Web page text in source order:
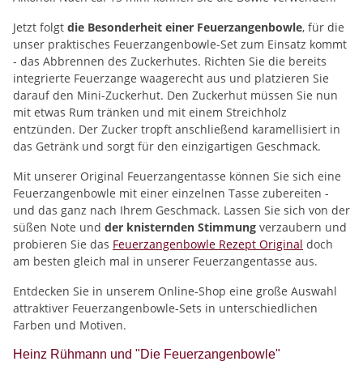
Jetzt folgt die Besonderheit einer Feuerzangenbowle, für die
unser praktisches Feuerzangenbowle-Set zum Einsatz kommt
- das Abbrennen des Zuckerhutes. Richten Sie die bereits
integrierte Feuerzange waagerecht aus und platzieren Sie
darauf den Mini-Zuckerhut. Den Zuckerhut müssen Sie nun
mit etwas Rum tränken und mit einem Streichholz
entzünden. Der Zucker tropft anschließend karamellisiert in
das Getränk und sorgt für den einzigartigen Geschmack.
Mit unserer Original Feuerzangentasse können Sie sich eine
Feuerzangenbowle mit einer einzelnen Tasse zubereiten -
und das ganz nach Ihrem Geschmack. Lassen Sie sich von der
süßen Note und der knisternden Stimmung verzaubern und
probieren Sie das Feuerzangenbowle Rezept Original doch
am besten gleich mal in unserer Feuerzangentasse aus.
Entdecken Sie in unserem Online-Shop eine große Auswahl
attraktiver Feuerzangenbowle-Sets in unterschiedlichen
Farben und Motiven.
Heinz Rühmann und "Die Feuerzangenbowle"